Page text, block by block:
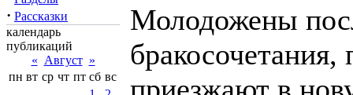
· Рассказки
календарь
публикаций
« Август »
пн вт ср чт пт сб вс
Молодожены
бракосочетания,